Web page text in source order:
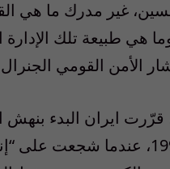
غير مدرك ما هي
وما هي طبيعة تلك
الأمن القومي
قرّرت ايران البدء
فبراير من العام 1991،